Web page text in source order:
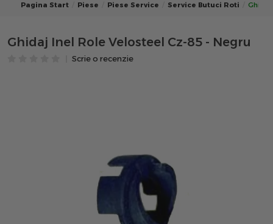
Pagina Start Piese Piese Service Service Butuci Roti Ghidaj
Ghidaj Inel Role Velosteel Cz-85 - Negru
Scrie o recenzie